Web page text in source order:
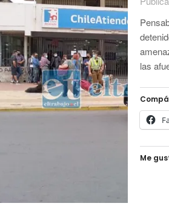
las
Me